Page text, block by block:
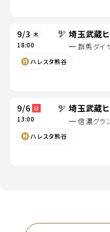
9/3 木
18:00
埼玉武蔵
群馬ダイ
ハレスタ熊谷別ウィンドウで開
9/6 日
13:00
埼玉武蔵
信濃グラ
ハレスタ熊谷別ウィンドウで開